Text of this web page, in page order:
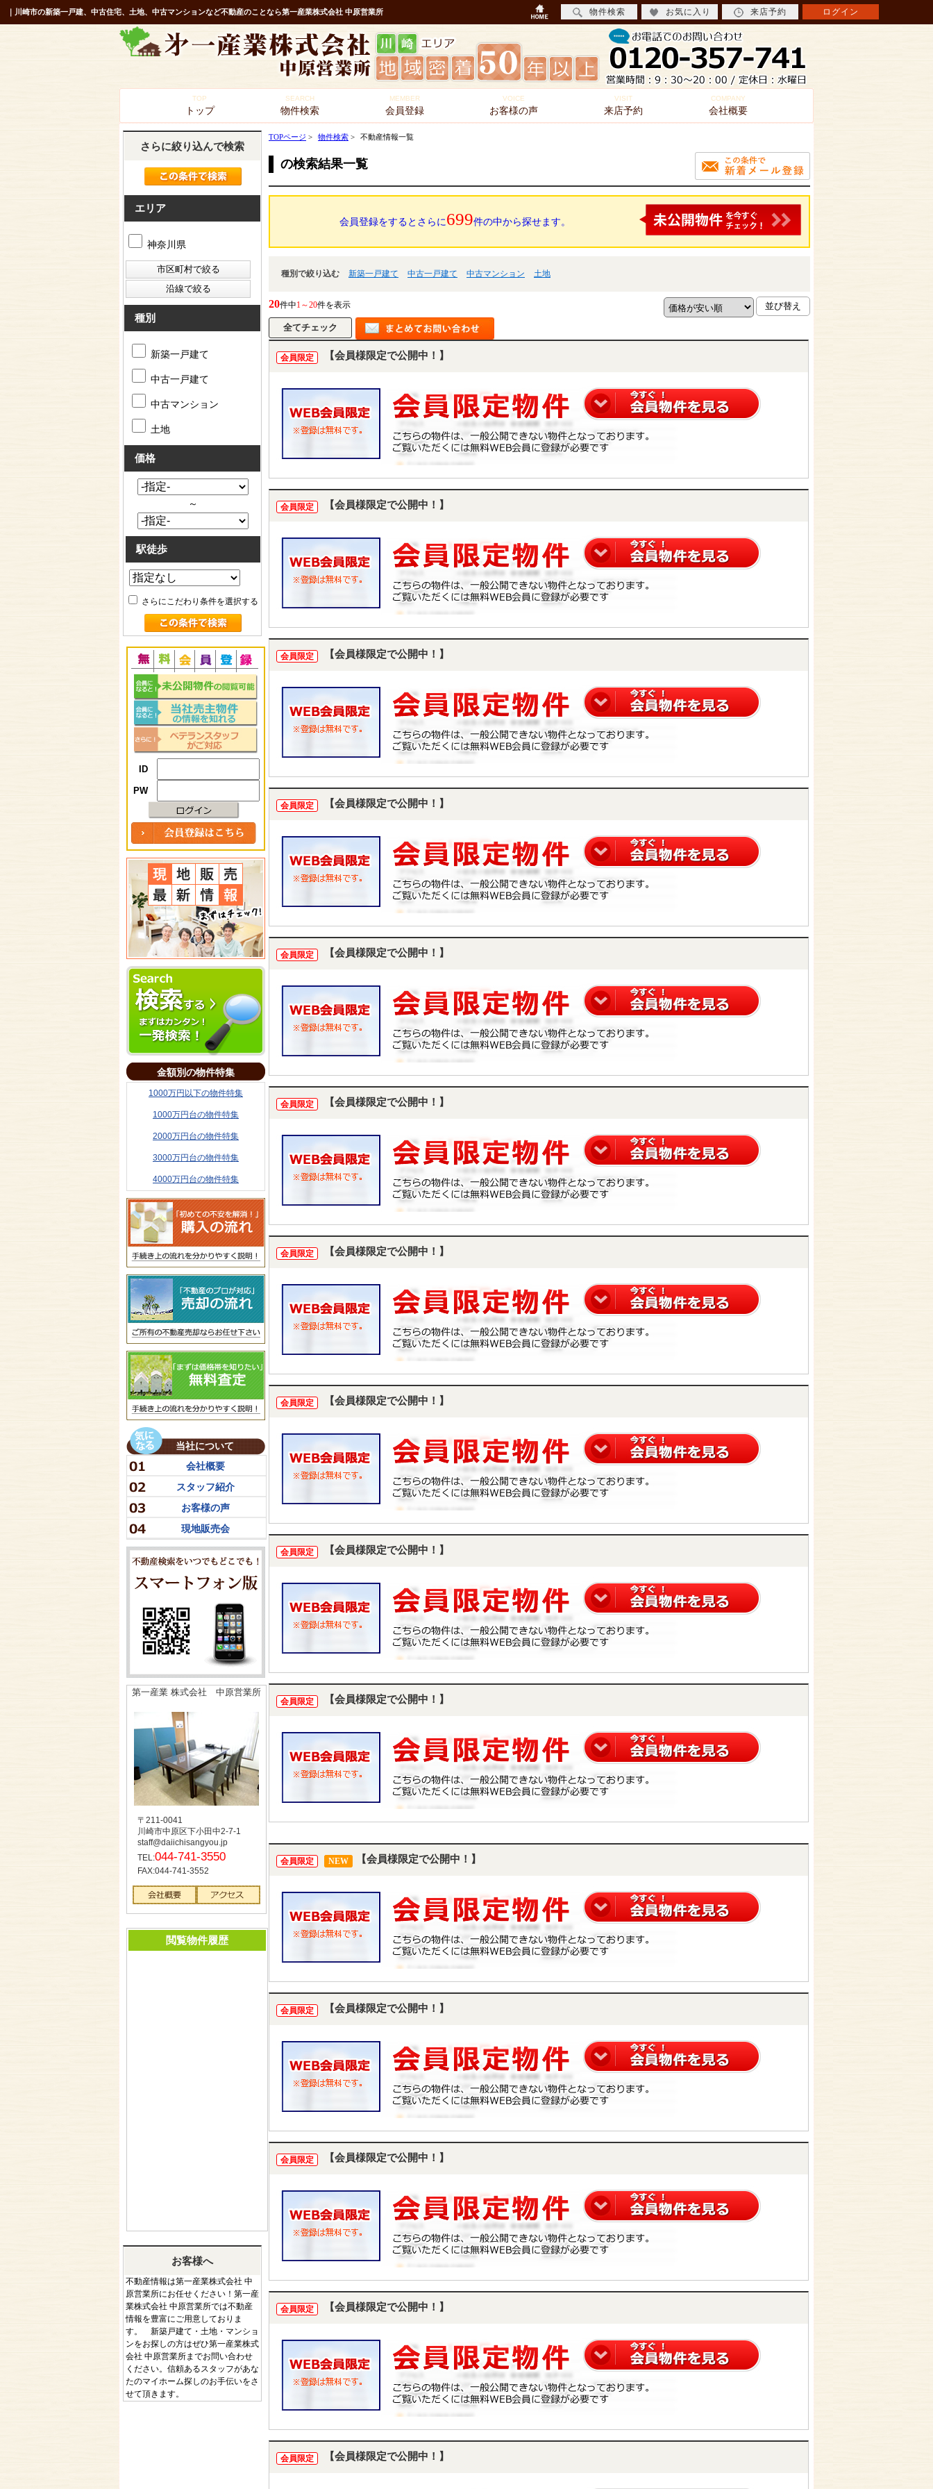
｜川崎市の新築一戸建、中古住宅、土地、中古マンションなど不動産のことなら第一産業株式会社 中原営業所
TOP
トップ
SEARCH
物件検索
MEMBER
会員登録
VOICE
お客様の声
VISIT
来店予約
COMPANY
会社概要
TOPページ > 物件検索 > 不動産情報一覧
の検索結果一覧
会員登録をするとさらに699件の中から探せます。
種別で絞り込む 新築一戸建て 中古一戸建て 中古マンション 土地
20件中1～20件を表示
会員限定 【会員様限定で公開中！】
会員限定 【会員様限定で公開中！】
会員限定 【会員様限定で公開中！】
会員限定 【会員様限定で公開中！】
会員限定 【会員様限定で公開中！】
会員限定 【会員様限定で公開中！】
会員限定 【会員様限定で公開中！】
会員限定 【会員様限定で公開中！】
会員限定 【会員様限定で公開中！】
会員限定 【会員様限定で公開中！】
会員限定 NEW 【会員様限定で公開中！】
会員限定 【会員様限定で公開中！】
会員限定 【会員様限定で公開中！】
会員限定 【会員様限定で公開中！】
会員限定 【会員様限定で公開中！】
さらに絞り込んで検索
エリア
神奈川県
種別
新築一戸建て
中古一戸建て
中古マンション
土地
価格
～
駅徒歩
さらにこだわり条件を選択する
ID
PW
金額別の物件特集
1000万円以下の物件特集
1000万円台の物件特集
2000万円台の物件特集
3000万円台の物件特集
4000万円台の物件特集
当社について
会社概要
スタッフ紹介
お客様の声
現地販売会
第一産業 株式会社 中原営業所
〒211-0041
川崎市中原区下小田中2-7-1
staff@daiichisangyou.jp
TEL:044-741-3550
FAX:044-741-3552
閲覧物件履歴
お客様へ
不動産情報は第一産業株式会社 中
原営業所にお任せください！第一産
業株式会社 中原営業所では不動産
情報を豊富にご用意しておりま
す。 新築戸建て・土地・マンショ
ンをお探しの方はぜひ第一産業株式
会社 中原営業所までお問い合わせ
ください。信頼あるスタッフがあな
たのマイホーム探しのお手伝いをさ
せて頂きます。
物件検索 お気に入り 来店予約 ログイン